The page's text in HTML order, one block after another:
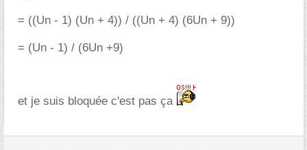
= ((Un - 1) (Un + 4)) / ((Un + 4) (6Un + 9))
= (Un - 1) / (6Un +9)
et je suis bloquée c'est pas ça